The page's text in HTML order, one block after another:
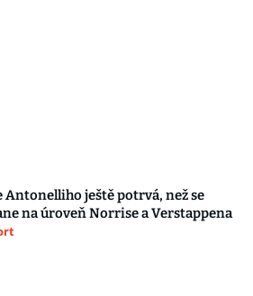
Antonelliho ještě potrvá, než se
na úroveň Norrise a Verstappena